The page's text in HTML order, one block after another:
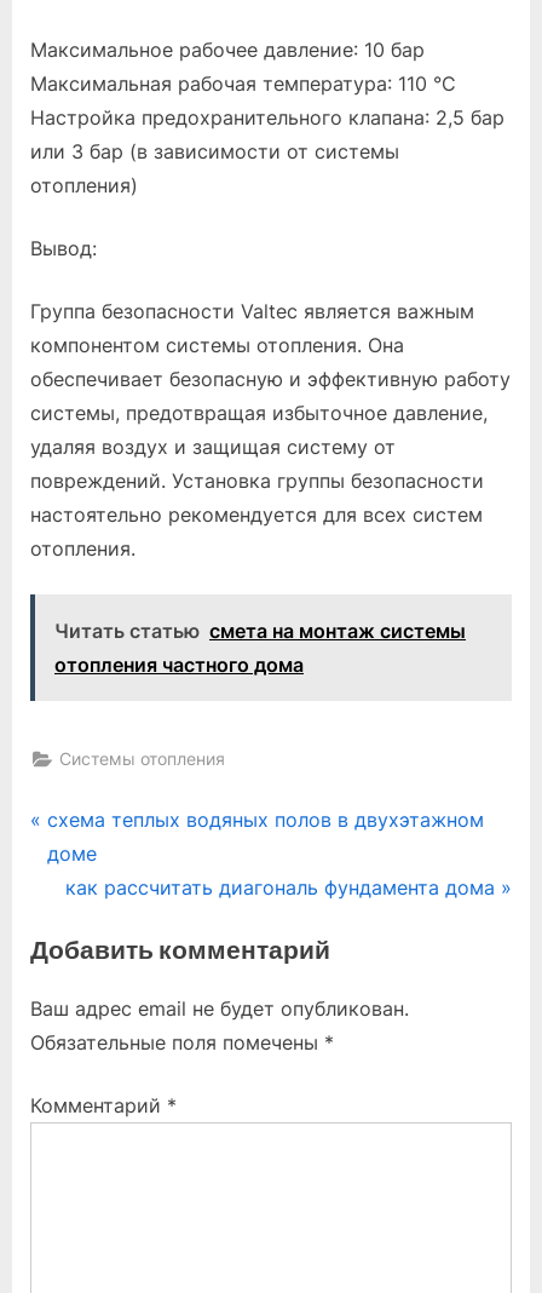
Максимальное рабочее давление: 10 бар
Максимальная рабочая температура: 110 °C
Настройка предохранительного клапана: 2,5 бар
или 3 бар (в зависимости от системы
отопления)
Вывод:
Группа безопасности Valtec является важным
компонентом системы отопления. Она
обеспечивает безопасную и эффективную работу
системы, предотвращая избыточное давление,
удаляя воздух и защищая систему от
повреждений. Установка группы безопасности
настоятельно рекомендуется для всех систем
отопления.
Читать статью смета на монтаж системы
отопления частного дома
Системы отопления
Навигация
по
P
r
i
u
s
o
схема теплых водяных полов в двухэтажном
доме
N
x
P
o
t
как рассчитать диагональ фундамента дома
Добавить комментарий
Ваш адрес email не будет опубликован.
Обязательные поля помечены *
Комментарий *